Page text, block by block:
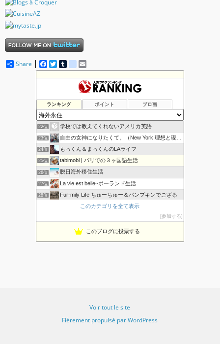
Share
F
a
c
o
o
k
T
w
i
e
r
T
u
m
r
d
e
l
o
u
s
m
a
i
l
ランキング ポイント ブロ画
カナダへ留学・移民！ Iacanada オフィシャルブログ
ゆるゆるリアルフード、デトックス
20位 ふらんすメモログ
21位 ピロの屋の日常＠ロサンゼルス
22位 学校では教えてくれないアメリカ英語
23位 自由の女神になりたくて。（New York 理想と現実ライ…
24位 もっくん＆まっくんのLAライフ
25位 tabimobi | パリでの３ヶ国語生活
26位 脱日海外移住生活
27位 La vie est belle~ポーランド生活
28位 Fur-mily Life ちゅーちゅー＆パンプキンでござる
ChristchurchからMahalo！
ハワイと日本のいいトコ取り日記
32位
このカテゴリを全て表示
参加する
このブログに投票する
Voir tout le site
Fièrement propulsé par WordPress